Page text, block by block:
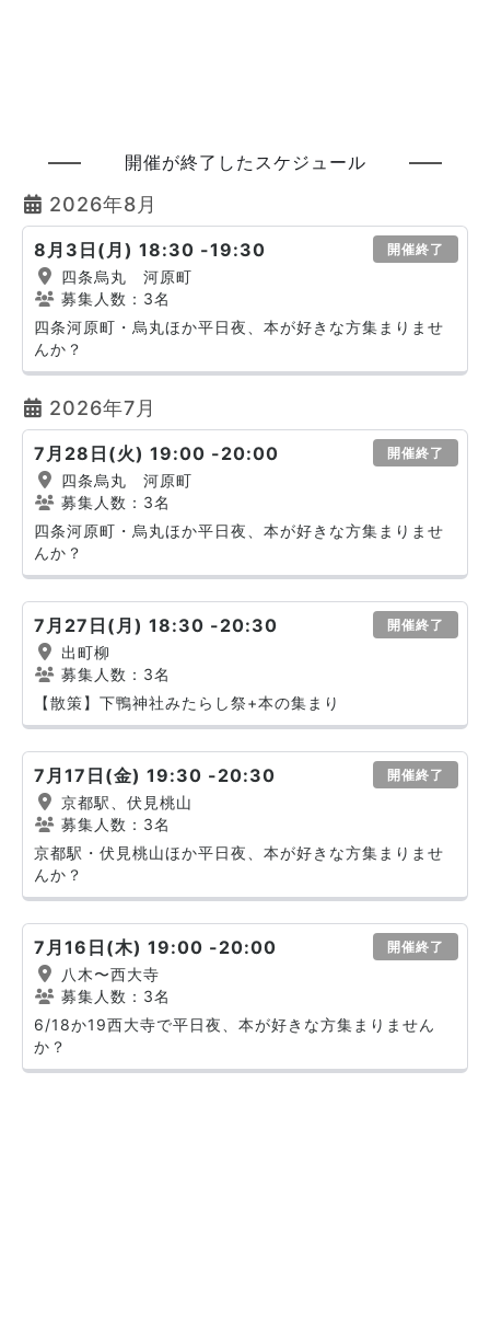
開催が終了したスケジュール
2026年8月
8月3日(月) 18:30 -19:30 開催終了
四条烏丸 河原町
募集人数：3名
四条河原町・烏丸ほか平日夜、本が好きな方集まりませ
んか？
2026年7月
7月28日(火) 19:00 -20:00 開催終了
四条烏丸 河原町
募集人数：3名
四条河原町・烏丸ほか平日夜、本が好きな方集まりませ
んか？
7月27日(月) 18:30 -20:30 開催終了
出町柳
募集人数：3名
【散策】下鴨神社みたらし祭+本の集まり
7月17日(金) 19:30 -20:30 開催終了
京都駅、伏見桃山
募集人数：3名
京都駅・伏見桃山ほか平日夜、本が好きな方集まりませ
んか？
7月16日(木) 19:00 -20:00 開催終了
八木〜西大寺
募集人数：3名
6/18か19西大寺で平日夜、本が好きな方集まりません
か？